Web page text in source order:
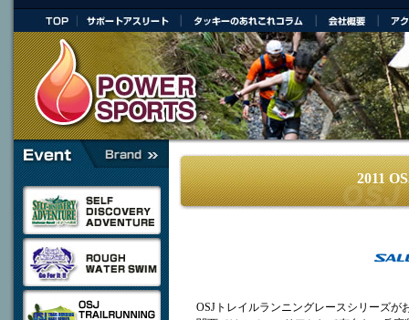
2011
OSJトレイルランニングレースシリーズが